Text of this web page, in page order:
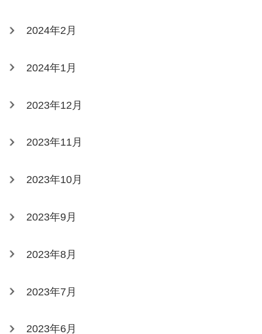
2024年2月
2024年1月
2023年12月
2023年11月
2023年10月
2023年9月
2023年8月
2023年7月
2023年6月